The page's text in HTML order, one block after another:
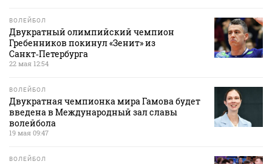
ВОЛЕЙБОЛ
Двукратный олимпийский чемпион
Гребенников покинул «Зенит» из
Санкт‑Петербурга
22 мая 12:54
ВОЛЕЙБОЛ
Двукратная чемпионка мира Гамова будет
введена в Международный зал славы
волейбола
19 мая 09:47
ВОЛЕЙБОЛ